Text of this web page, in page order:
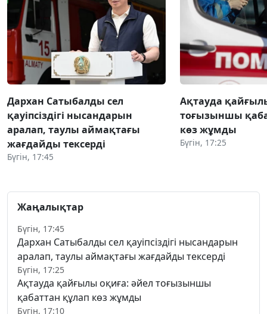
Дархан Сатыбалды сел
қауіпсіздігі нысандарын
аралап, таулы аймақтағы
жағдайды тексерді
Бүгін, 17:45
Ақтауда
тоғызыншы
көз жұмды
Бүгін, 17:25
Жаңалықтар
Бүгін, 17:45
Дархан Сатыбалды сел қауіпсіздігі нысандарын
аралап, таулы аймақтағы жағдайды тексерді
Бүгін, 17:25
Ақтауда қайғылы оқиға: әйел тоғызыншы
қабаттан құлап көз жұмды
Бүгін, 17:10